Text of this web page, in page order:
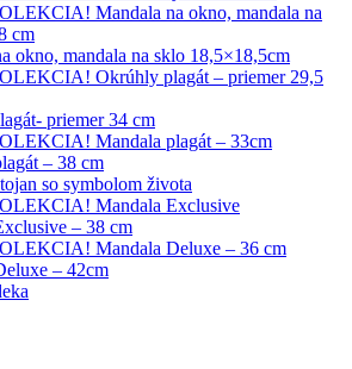
Mandala na okno, mandala na
cm
okno, mandala na sklo 18,5×18,5cm
Okrúhly plagát – priemer 29,5
priemer 34 cm
Mandala plagát – 33cm
– 38 cm
so symbolom života
Mandala Exclusive
– 38 cm
Mandala Deluxe – 36 cm
– 42cm